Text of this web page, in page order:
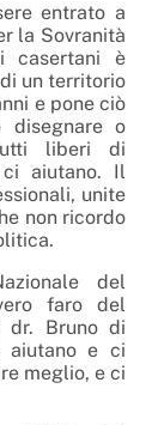
entrato a
la Sovranità
casertani è
un territorio
e pone ciò
disegnare o
liberi di
aiutano. Il
unite
non ricordo
del
faro del
dr. Bruno di
aiutano e ci
meglio, e ci